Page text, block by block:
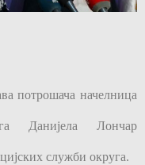
потрошача начелница
Данијела Лончар
служби округа.